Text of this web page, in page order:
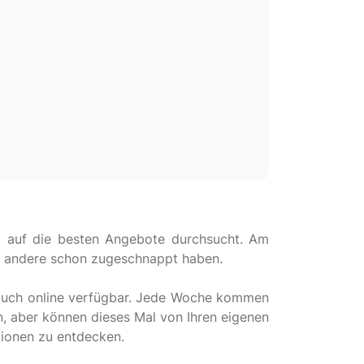
die besten Angebote durchsucht. Am
schon zugeschnappt haben.
online verfügbar. Jede Woche kommen
aber können dieses Mal von Ihren eigenen
zu entdecken.